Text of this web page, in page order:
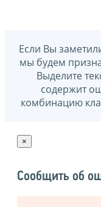
Если Вы
мы будем
Выделите
содержит
комбинацию
×
Сообщить об